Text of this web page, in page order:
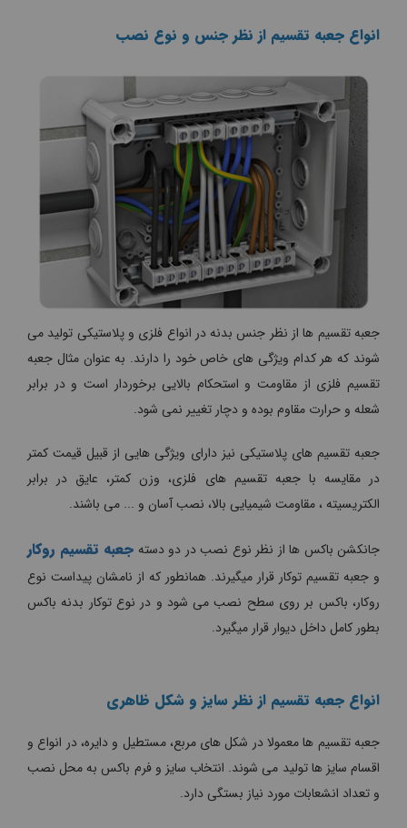
انواع جعبه تقسیم از نظر جنس و نوع نصب
جعبه تقسیم ها از نظر جنس بدنه در انواع فلزی و پلاستیکی تولید می
شوند که هر کدام ویژگی های خاص خود را دارند. به عنوان مثال جعبه
تقسیم فلزی از مقاومت و استحکام بالایی برخوردار است و در برابر
شعله و حرارت مقاوم بوده و دچار تغییر نمی شود.
جعبه تقسیم های پلاستیکی نیز دارای ویژگی هایی از قبیل قیمت کمتر
در مقایسه با جعبه تقسیم های فلزی، وزن کمتر، عایق در برابر
الکتریسیته ، مقاومت شیمیایی بالا، نصب آسان و ... می باشند.
جانکشن باکس ها از نظر نوع نصب در دو دسته جعبه تقسیم روکار
و جعبه تقسیم توکار قرار میگیرند. همانطور که از نامشان پیداست نوع
روکار، باکس بر روی سطح نصب می شود و در نوع توکار بدنه باکس
بطور کامل داخل دیوار قرار میگیرد.
انواع جعبه تقسیم از نظر سایز و شکل ظاهری
جعبه تقسیم ها معمولا در شکل های مربع، مستطیل و دایره، در انواع و
اقسام سایز ها تولید می شوند. انتخاب سایز و فرم باکس به محل نصب
و تعداد انشعابات مورد نیاز بستگی دارد.